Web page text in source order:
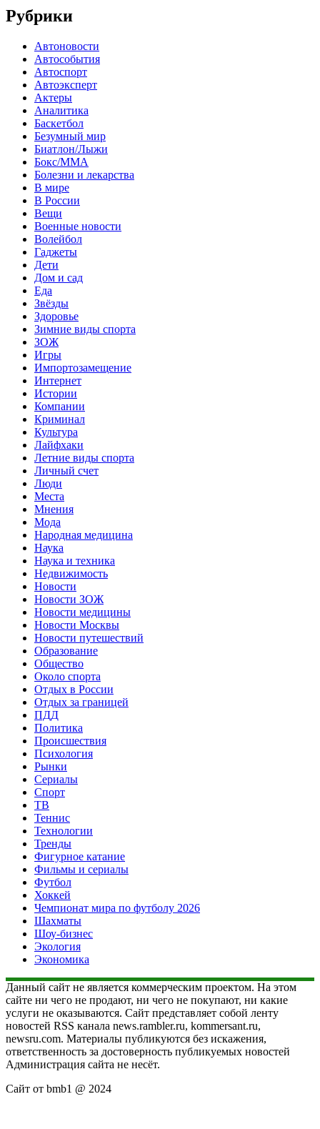
Рубрики
Автоновости
Автособытия
Автоспорт
Автоэксперт
Актеры
Аналитика
Баскетбол
Безумный мир
Биатлон/Лыжи
Бокс/MMA
Болезни и лекарства
В мире
В России
Вещи
Военные новости
Волейбол
Гаджеты
Дети
Дом и сад
Еда
Звёзды
Здоровье
Зимние виды спорта
ЗОЖ
Игры
Импортозамещение
Интернет
Истории
Компании
Криминал
Культура
Лайфхаки
Летние виды спорта
Личный счет
Люди
Места
Мнения
Мода
Народная медицина
Наука
Наука и техника
Недвижимость
Новости
Новости ЗОЖ
Новости медицины
Новости Москвы
Новости путешествий
Образование
Общество
Около спорта
Отдых в России
Отдых за границей
ПДД
Политика
Происшествия
Психология
Рынки
Сериалы
Спорт
ТВ
Теннис
Технологии
Тренды
Фигурное катание
Фильмы и сериалы
Футбол
Хоккей
Чемпионат мира по футболу 2026
Шахматы
Шоу-бизнес
Экология
Экономика
Данный сайт не является коммерческим проектом. На этом
сайте ни чего не продают, ни чего не покупают, ни какие
услуги не оказываются. Сайт представляет собой ленту
новостей RSS канала news.rambler.ru, kommersant.ru,
newsru.com. Материалы публикуются без искажения,
ответственность за достоверность публикуемых новостей
Администрация сайта не несёт.
Сайт от bmb1 @ 2024